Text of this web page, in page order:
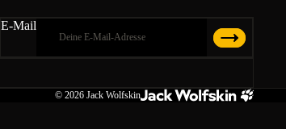
E-Mail
© 2026 Jack Wolfskin